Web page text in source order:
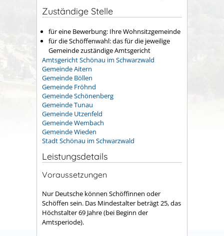
Zuständige Stelle
für eine Bewerbung: Ihre Wohnsitzgemeinde
für die Schöffenwahl: das für die jeweilige
Gemeinde zuständige Amtsgericht
Amtsgericht Schönau im Schwarzwald
Gemeinde Aitern
Gemeinde Böllen
Gemeinde Fröhnd
Gemeinde Schönenberg
Gemeinde Tunau
Gemeinde Utzenfeld
Gemeinde Wembach
Gemeinde Wieden
Stadt Schönau im Schwarzwald
Leistungsdetails
Voraussetzungen
Nur Deutsche können Schöffinnen oder
Schöffen sein. Das Mindestalter beträgt 25, das
Höchstalter 69 Jahre (bei Beginn der
Amtsperiode).